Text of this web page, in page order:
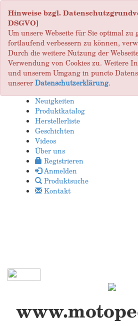
Hinweise bzgl.
DSGVO]
Um unsere Webseite für Sie optimal zu
fortlaufend verbessern zu können,
Durch die weitere Nutzung der
Verwendung von Cookies zu. Weitere
und unserem Umgang in puncto
unsererDatenschutzerklärung.
Neuigkeiten
Produktkatalog
Herstellerliste
Geschichten
Videos
Über uns
Registrieren
Anmelden
Produktsuche
Kontakt